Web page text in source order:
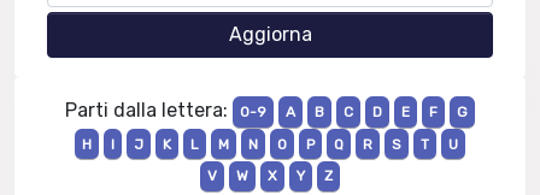
Parti dalla lettera: 0-9 A B C D E F
G
H
I J K L M N O P Q R S T
U
V
W X Y Z